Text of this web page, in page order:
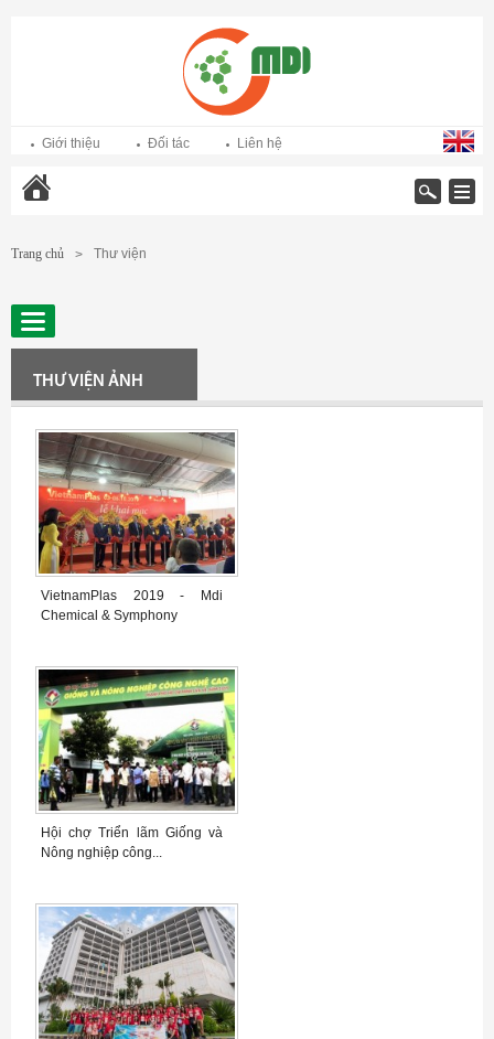
Giới thiệu Đối tác Liên hệ
Trang chủ > Thư viện
THƯ VIỆN ẢNH
VietnamPlas 2019 - Mdi
Chemical & Symphony
Hội chợ Triển lãm Giống và
Nông nghiệp công...